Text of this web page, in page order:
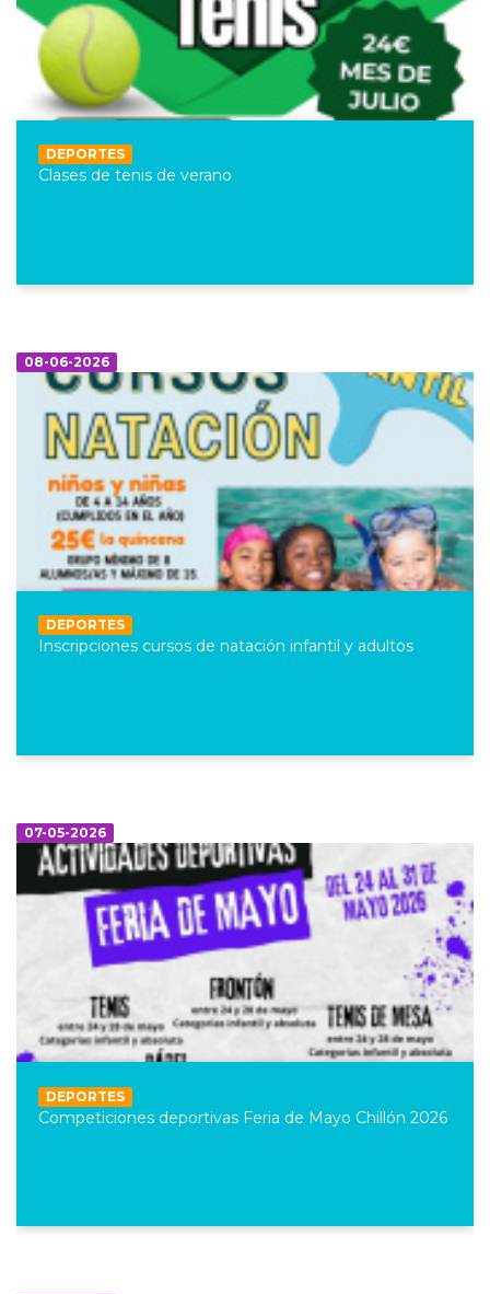
DEPORTES
Clases de tenis de verano
08-06-2026
DEPORTES
Inscripciones cursos de natación infantil y adultos
07-05-2026
DEPORTES
Competiciones deportivas Feria de Mayo Chillón 2026